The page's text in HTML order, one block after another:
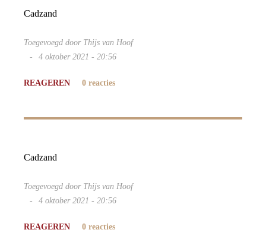
Cadzand
Toegevoegd door Thijs van Hoof
4 oktober 2021 - 20:56
REAGEREN 0 reacties
Cadzand
Toegevoegd door Thijs van Hoof
4 oktober 2021 - 20:56
REAGEREN 0 reacties